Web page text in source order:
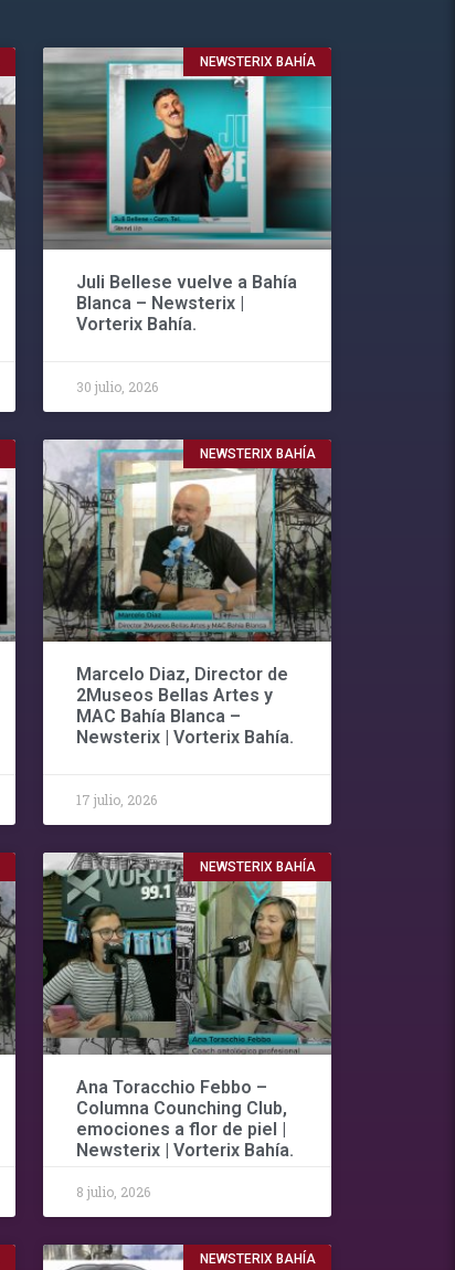
NEWSTERIX BAHÍA
Juli Bellese vuelve a Bahía
Blanca – Newsterix |
Vorterix Bahía.
30 julio, 2026
NEWSTERIX BAHÍA
Marcelo Diaz, Director de
2Museos Bellas Artes y
MAC Bahía Blanca –
Newsterix | Vorterix Bahía.
17 julio, 2026
NEWSTERIX BAHÍA
Ana Toracchio Febbo –
Columna Counching Club,
emociones a flor de piel |
Newsterix | Vorterix Bahía.
8 julio, 2026
NEWSTERIX BAHÍA